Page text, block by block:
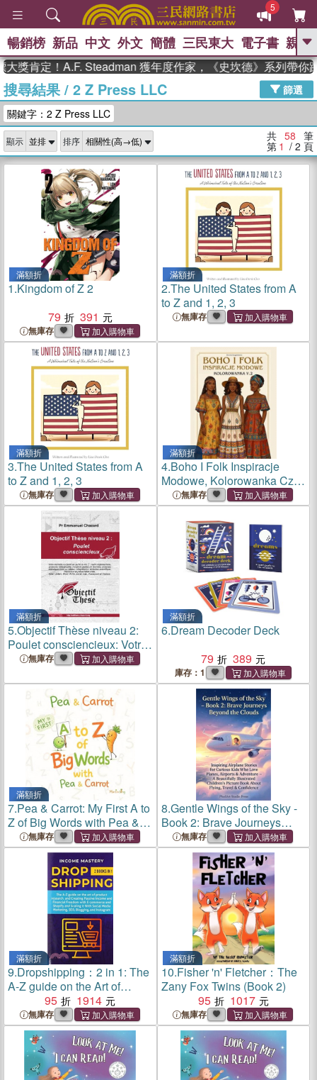
5
GO
熱搜： 高希均教授回憶錄
、 The Odyssey 、 父親節 、 如果歷
獎 臺灣漫遊錄 、 方念華 、 台灣的李
登輝時代
數學女孩：黎曼猜想 、
偉大的迷走神經
暢銷榜 新品 中文 外文 簡體 三民東大 電子書 親子
！A.F. Steadman 獲年度作家，《史坎德》系列帶你踏上熱血
搜尋結果/ 2 Z Press LLC
篩選
關鍵字：2 Z Press LLC
顯示 排序 共 58 筆
第 1 / 2 頁
滿額折
1.Kingdom of Z 2
79
391
無庫存
滿額折
2.The United States from A
to Z and 1, 2, 3
無庫存
滿額折
3.The United States from A
to Z and 1, 2, 3
無庫存
滿額折
4.Boho I Folk Inspiracje
Modowe, Kolorowanka Cz.2:
Książka z obrazkami do
kolorowania dla osób
zaciekawionych modą,
projektowaniem oraz d
無庫存
滿額折
5.Objectif Thèse niveau 2:
Poulet consciencieux: Votre
mémoire académique
Z: mémoire de fin d'études,
M1, M2, thèse d'exerc
無庫存
滿額折
6.Dream Decoder Deck
79
389
庫存：1
滿額折
7.Pea & Carrot: My First A to
Z of Big Words with Pea &
Carrot: A Fun Vocabulary
Builder with Surprising Facts
and Easy Letter Tracing for
Kids Ages 2-5
無庫存
8.Gentle Wings of the Sky -
Book 2: Brave Journeys
Beyond the Clouds
無庫存
滿額折
9.Dropshipping：2 in 1: The
A-Z guide on the Art of
Product Research, Creating
Passive Income, Financial
Freedom with E-commerce,
Shopify and Scaling it With
Social Media Marketing,
SEO, Blogging, and I
95 1914
無庫存
滿額折
10.Fisher 'n' Fletcher：The
Zany Fox Twins (Book 2)
95
1017
無庫存